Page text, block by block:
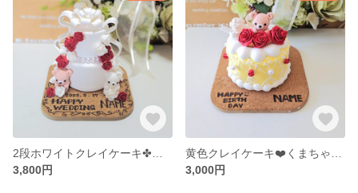
3,800円
3,000円